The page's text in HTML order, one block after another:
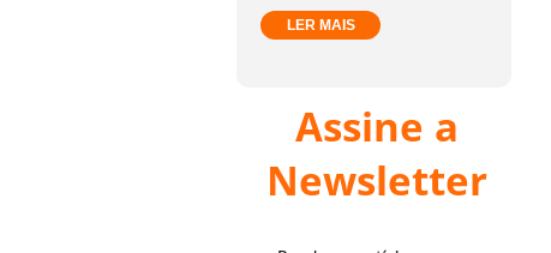
LER MAIS
Assine a
Newsletter